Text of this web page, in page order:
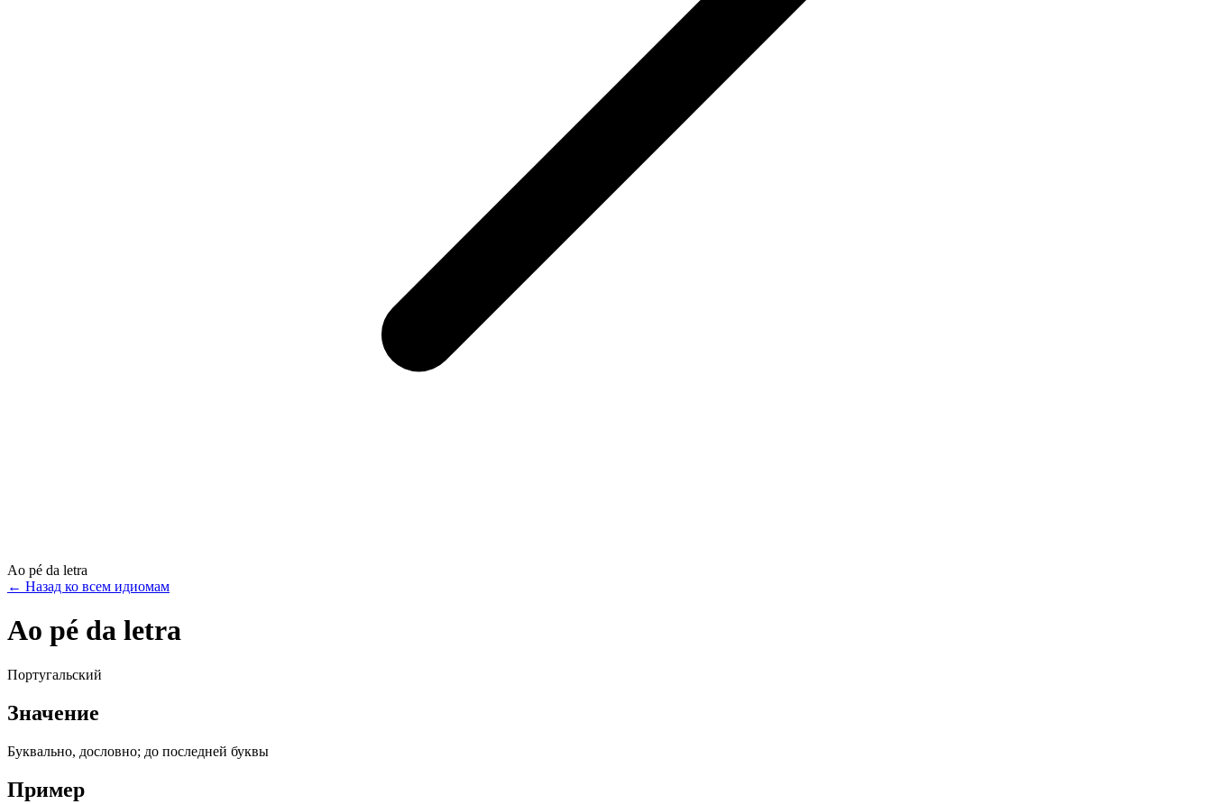
Ao pé da letra
← Назад ко всем идиомам
Ao pé da letra
Португальский
Значение
Буквально, дословно; до последней буквы
Пример